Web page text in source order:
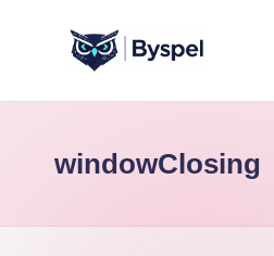
B
s
p
y
windowClosing